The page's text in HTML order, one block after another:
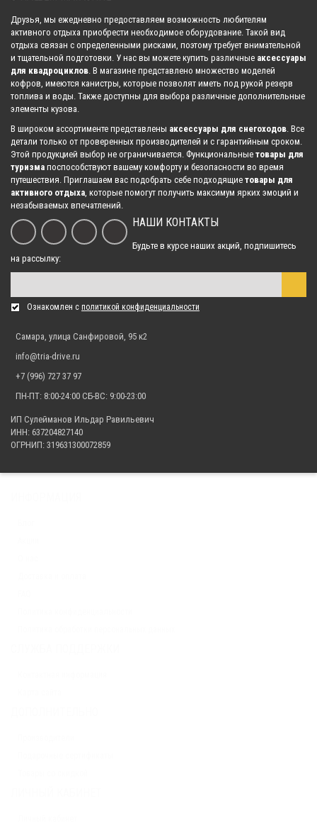
Расширители арок для квадроцикла BRP Maverick R 2024
33 468.00 р.
Расширители арок для квадроцикла Segway Snarler
8 461.00 р.
Расширители арок для квадроцикла POLARIS RZR 1000
(широкий+узкий)
12 474.00 р.
8 345.00 р.
Друзья, мы ежедневно предоставляем возможность любителям
активного отдыха приобрести необходимое оборудование. Такой вид
отдыха связан с определенными рисками, поэтому требует внимательной
и тщательной подготовки. У нас вы можете купить различные аксессуары
для квадроциклов . В магазине представлено множество моделей
кофров, имеются канистры, которые позволят иметь под рукой резерв
топлива и воды. Также доступны для выбора различные дополнительные
элементы кузова.
В широком ассортименте представлены аксессуары для снегоходов . Все
детали только от проверенных производителей и с гарантийным сроком.
Этой продукцией выбор не ограничивается. Функциональные товары для
туризма поспособствуют вашему комфорту и безопасности во время
путешествия. Приглашаем вас подобрать себе подходящие товары для
активного отдыха , которые помогут получить максимум ярких эмоций и
незабываемых впечатлений.
НАШИ КОНТАКТЫ
Будьте в курсе наших акций, подпишитесь
на рассылку:
Ознакомлен с политикой конфиденциальности
Самара, улица Санфировой, 95 к2
info@tria-drive.ru
+7 (996) 727 37 97
ПН-ПТ: 8:00-24:00 СБ-ВС: 9:00-23:00
ИП Сулейманов Ильдар Равильевич
ИНН: 637204827140
ОГРНИП: 319631300072859